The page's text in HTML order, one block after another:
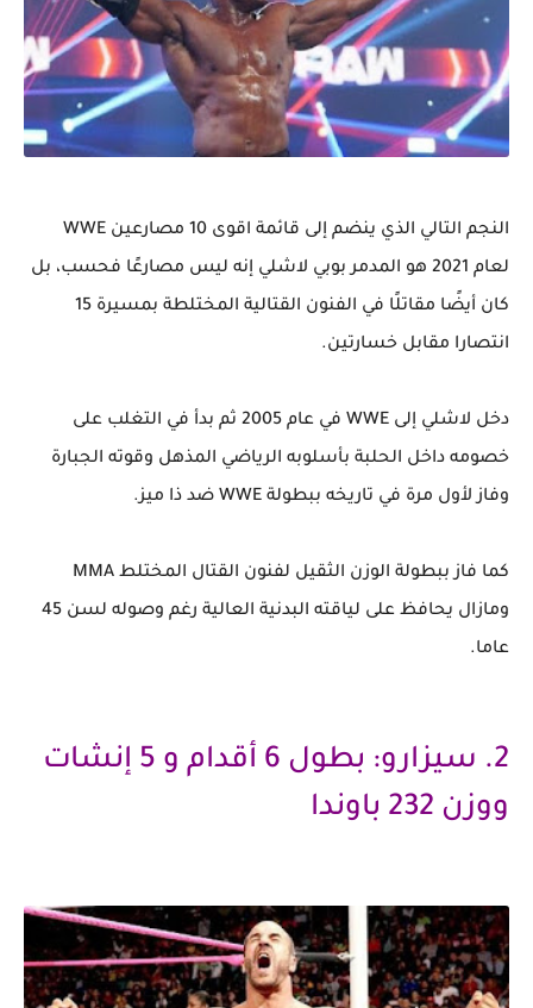
النجم التالي الذي ينضم إلى قائمة اقوى 10 مصارعين WWE
لعام 2021 هو المدمر بوبي لاشلي إنه ليس مصارعًا فحسب، بل
كان أيضًا مقاتلًا في الفنون القتالية المختلطة بمسيرة 15
انتصارا مقابل خسارتين.
دخل لاشلي إلى WWE في عام 2005 ثم بدأ في التغلب على
خصومه داخل الحلبة بأسلوبه الرياضي المذهل وقوته الجبارة
وفاز لأول مرة في تاريخه ببطولة WWE ضد ذا ميز.
كما فاز ببطولة الوزن الثقيل لفنون القتال المختلط MMA
ومازال يحافظ على لياقته البدنية العالية رغم وصوله لسن 45
عاما.
2. سيزارو: بطول 6 أقدام و 5 إنشات
ووزن 232 باوندا